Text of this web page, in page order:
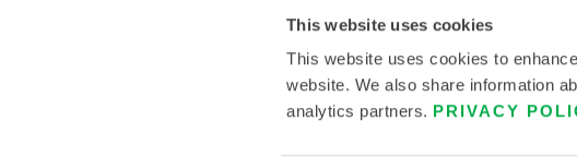
This website uses cookies
This website uses cookies to
website. We also share information
analytics partners. PRIVACY